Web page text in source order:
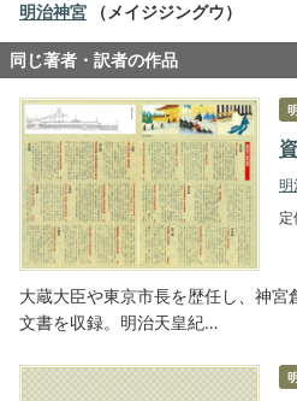
明治神宮 （メイジジングウ）
同じ著者・訳者の作品
明
定
大蔵大臣や東京市長を歴任し、神
文書を収録。明治天皇紀…